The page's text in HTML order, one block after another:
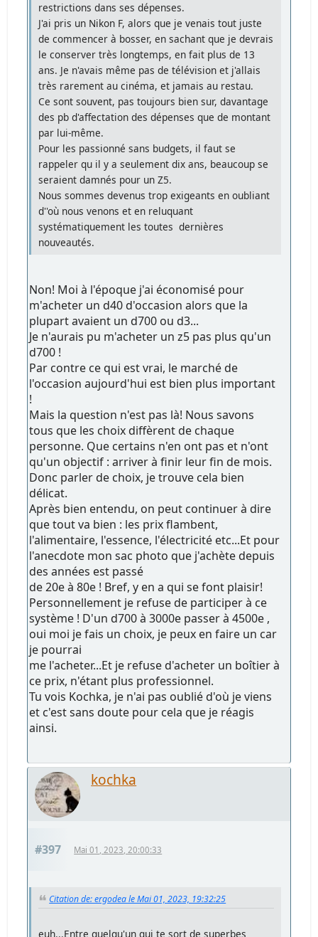
restrictions dans ses dépenses.
J'ai pris un Nikon F, alors que je venais tout juste
de commencer à bosser, en sachant que je devrais
le conserver très longtemps, en fait plus de 13
ans. Je n'avais même pas de télévision et j'allais
très rarement au cinéma, et jamais au restau.
Ce sont souvent, pas toujours bien sur, davantage
des pb d'affectation des dépenses que de montant
par lui-même.
Pour les passionné sans budgets, il faut se
rappeler qu il y a seulement dix ans, beaucoup se
seraient damnés pour un Z5.
Nous sommes devenus trop exigeants en oubliant
d''où nous venons et en reluquant
systématiquement les toutes dernières
nouveautés.
Non! Moi à l'époque j'ai économisé pour
m'acheter un d40 d'occasion alors que la
plupart avaient un d700 ou d3...
Je n'aurais pu m'acheter un z5 pas plus qu'un
d700 !
Par contre ce qui est vrai, le marché de
l'occasion aujourd'hui est bien plus important
!
Mais la question n'est pas là! Nous savons
tous que les choix diffèrent de chaque
personne. Que certains n'en ont pas et n'ont
qu'un objectif : arriver à finir leur fin de mois.
Donc parler de choix, je trouve cela bien
délicat.
Après bien entendu, on peut continuer à dire
que tout va bien : les prix flambent,
l'alimentaire, l'essence, l'électricité etc...Et pour
l'anecdote mon sac photo que j'achète depuis
des années est passé
de 20e à 80e ! Bref, y en a qui se font plaisir!
Personnellement je refuse de participer à ce
système ! D'un d700 à 3000e passer à 4500e ,
oui moi je fais un choix, je peux en faire un car
je pourrai
me l'acheter...Et je refuse d'acheter un boîtier à
ce prix, n'étant plus professionnel.
Tu vois Kochka, je n'ai pas oublié d'où je viens
et c'est sans doute pour cela que je réagis
ainsi.
kochka
#397 Mai 01, 2023, 20:00:33
Citation de: ergodea le Mai 01, 2023, 19:32:25
euh...Entre quelqu'un qui te sort de superbes